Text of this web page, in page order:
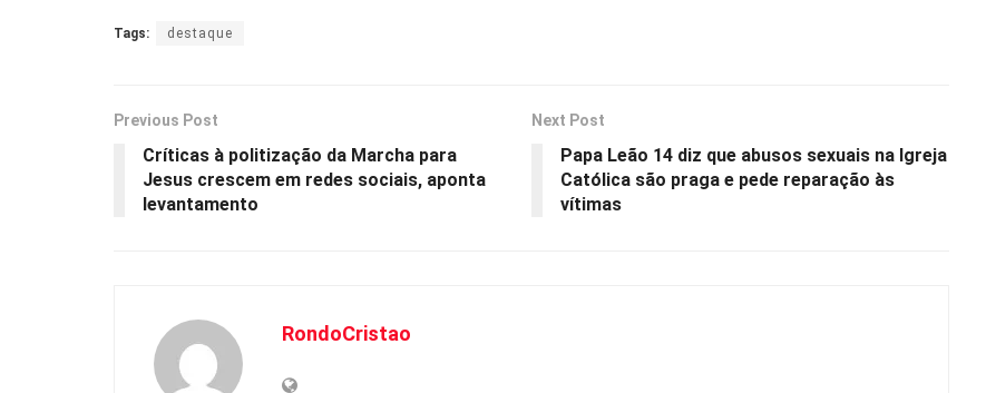
at
A
p
p
ce
o
o
k
k
Tags: destaque
Previous Post
Críticas à politização da Marcha para
Jesus crescem em redes sociais, aponta
levantamento
Next Post
Papa Leão 14 diz que abusos sexuais na Igreja
Católica são praga e pede reparação às
vítimas
RondoCristao